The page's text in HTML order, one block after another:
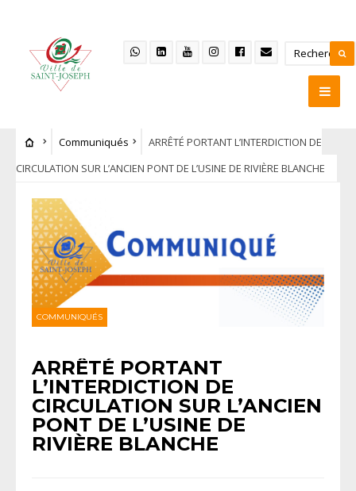
Communiqués
ARRÊTÉ PORTANT L’INTERDICTION DE
CIRCULATION SUR L’ANCIEN PONT DE L’USINE DE RIVIÈRE BLANCHE
COMMUNIQUÉS
ARRÊTÉ PORTANT
L’INTERDICTION DE
CIRCULATION SUR L’ANCIEN
PONT DE L’USINE DE
RIVIÈRE BLANCHE